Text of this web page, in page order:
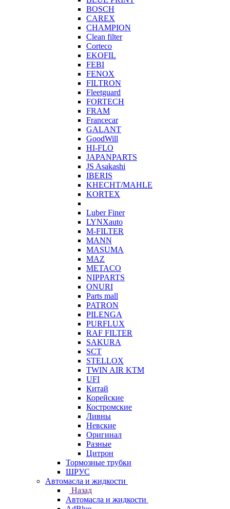
BOSCH
CAREX
CHAMPION
Clean filter
Corteco
EKOFIL
FEBI
FENOX
FILTRON
Fleetguard
FORTECH
FRAM
Francecar
GALANT
GoodWill
HI-FLO
JAPANPARTS
JS Asakashi
IBERIS
KHECHT/MAHLE
KORTEX
Luber Finer
LYNXauto
M-FILTER
MANN
MASUMA
MAZ
METACO
NIPPARTS
ONURI
Parts mall
PATRON
PILENGA
PURFLUX
RAF FILTER
SAKURA
SCT
STELLOX
TWIN AIR KTM
UFI
Китай
Корейские
Костромские
Ливны
Невские
Оригинал
Разные
Цитрон
Тормозные трубки
ШРУС
Автомасла и жидкости
Назад
Автомасла и жидкости